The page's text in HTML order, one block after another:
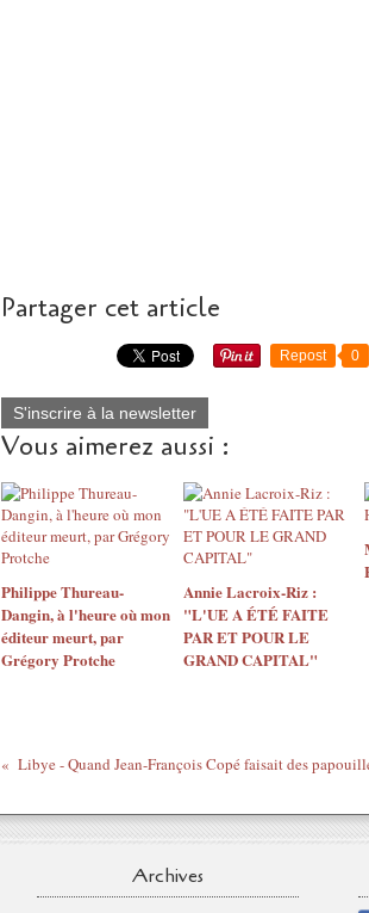
Partager cet article
Repost 0
S'inscrire à la newsletter
Vous aimerez aussi :
Philippe Thureau-
Dangin, à l'heure où mon
éditeur meurt, par
Grégory Protche
Annie Lacroix-Riz :
"L'UE A ÉTÉ FAITE
PAR ET POUR LE
GRAND CAPITAL"
Libye - Quand Jean-François Copé faisait des
Archives